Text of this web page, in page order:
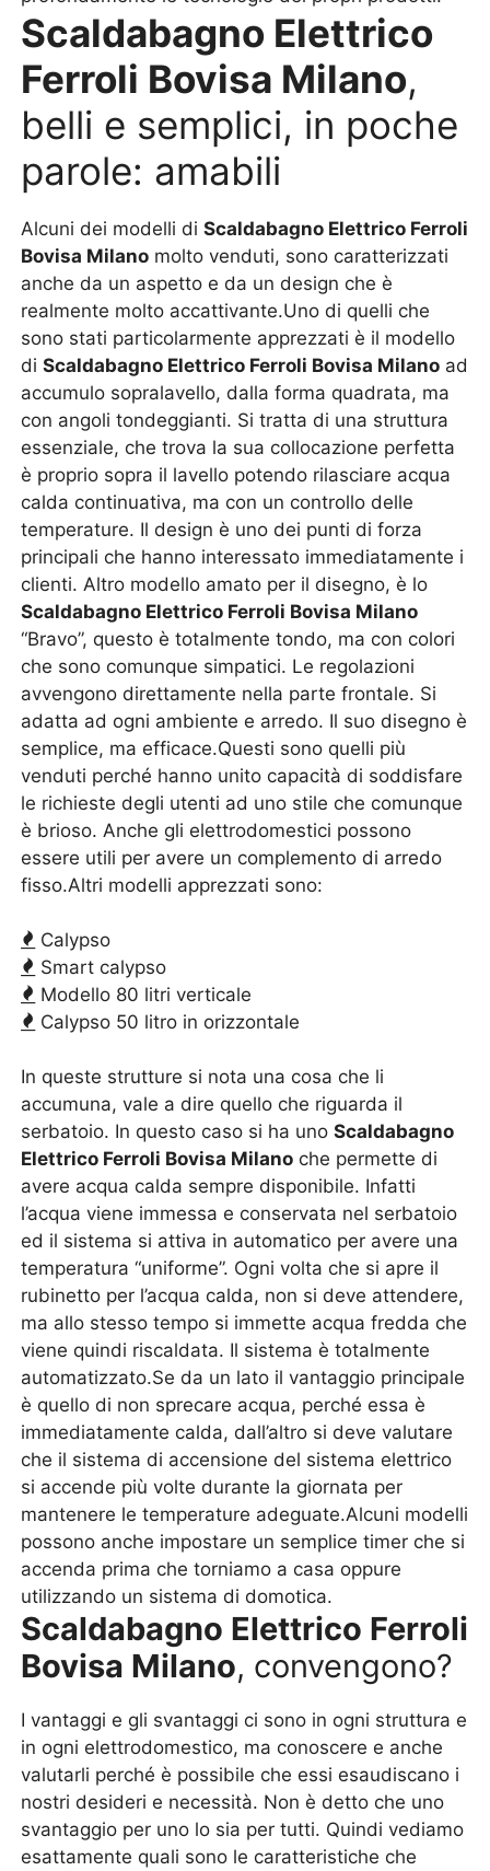
Scaldabagno Elettrico
Ferroli Bovisa Milano,
belli e semplici, in poche
parole: amabili
Alcuni dei modelli diScaldabagno Elettrico Ferroli
Bovisa Milano molto venduti, sono caratterizzati
anche da un aspetto e da un design che è
realmente molto accattivante.Uno di quelli che
sono stati particolarmente apprezzati è il modello
diScaldabagno Elettrico Ferroli Bovisa Milano ad
accumulo sopralavello, dalla forma quadrata, ma
con angoli tondeggianti. Si tratta di una struttura
essenziale, che trova la sua collocazione perfetta
è proprio sopra il lavello potendo rilasciare acqua
calda continuativa, ma con un controllo delle
temperature. Il design è uno dei punti di forza
principali che hanno interessato immediatamente i
clienti. Altro modello amato per il disegno, è lo
Scaldabagno Elettrico Ferroli Bovisa Milano
“Bravo”, questo è totalmente tondo, ma con colori
che sono comunque simpatici. Le regolazioni
avvengono direttamente nella parte frontale. Si
adatta ad ogni ambiente e arredo. Il suo disegno è
semplice, ma efficace.Questi sono quelli più
venduti perché hanno unito capacità di soddisfare
le richieste degli utenti ad uno stile che comunque
è brioso. Anche gli elettrodomestici possono
essere utili per avere un complemento di arredo
fisso.Altri modelli apprezzati sono:
Calypso
Smart calypso
Modello 80 litri verticale
Calypso 50 litro in orizzontale
In queste strutture si nota una cosa che li
accumuna, vale a dire quello che riguarda il
serbatoio. In questo caso si ha unoScaldabagno
Elettrico Ferroli Bovisa Milano che permette di
avere acqua calda sempre disponibile. Infatti
l’acqua viene immessa e conservata nel serbatoio
ed il sistema si attiva in automatico per avere una
temperatura “uniforme”. Ogni volta che si apre il
rubinetto per l’acqua calda, non si deve attendere,
ma allo stesso tempo si immette acqua fredda che
viene quindi riscaldata. Il sistema è totalmente
automatizzato.Se da un lato il vantaggio principale
è quello di non sprecare acqua, perché essa è
immediatamente calda, dall’altro si deve valutare
che il sistema di accensione del sistema elettrico
si accende più volte durante la giornata per
mantenere le temperature adeguate.Alcuni modelli
possono anche impostare un semplice timer che si
accenda prima che torniamo a casa oppure
utilizzando un sistema di domotica.
Scaldabagno Elettrico Ferroli
Bovisa Milano, convengono?
I vantaggi e gli svantaggi ci sono in ogni struttura e
in ogni elettrodomestico, ma conoscere e anche
valutarli perché è possibile che essi esaudiscano i
nostri desideri e necessità. Non è detto che uno
svantaggio per uno lo sia per tutti. Quindi vediamo
esattamente quali sono le caratteristiche che